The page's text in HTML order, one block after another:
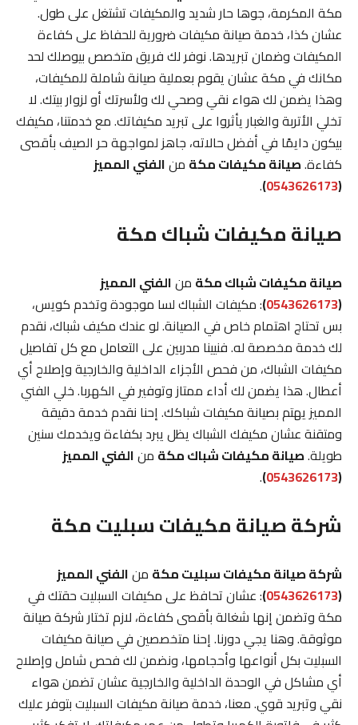
مكة المكرمة، جوها حار شديد والمكيفات تشتغل على طول.
عشان كذا، خدمة صيانة مكيفات ضرورية للحفاظ على كفاءة
المكيفات وضمان تبريدها. نوفر لك فريق متخصص بيوصلك لحد
مكانك في مكة عشان يقوم بعملية صيانة شاملة للمكيفات،
وهذا يضمن لك هواء نقي وصحي لك ولأسرتك أو لزوار بيتك. لا
تخلي الأتربة والغبار يأثروا على تبريد مكيفاتك. مع خدمتنا، مكيفك
بيكون دايمًا في أفضل حالاته، جاهز لمواجهة حر الصيف بأقصى
كفاءة.صيانة مكيفات مكةمنالفني المميز
0543626173
)
.
صيانة مكيفات شباك مكة
صيانة مكيفات شباك مكةمنالفني المميز
0543626173
): مكيفات الشباك لسا موجودة وتخدم كويس،
بس تحتاج اهتمام خاص في الصيانة. لو عندك مكيف شباك، نقدم
لك خدمة مخصصة له. فنيينا مدربين على التعامل مع كل تفاصيل
مكيفات الشباك، من فحص الأجزاء الداخلية والخارجية وإصلاح أي
أعطال. هذا يضمن لك أداء ممتاز وتوفير في الكهربا. خلي الفني
المميز يهتم بصيانة مكيفات شباكك. إحنا نقدم خدمة دقيقة
ومتقنة عشان مكيفك الشباك يظل يبرد بكفاءة ويخدمك سنين
طويلة.صيانة مكيفات شباك مكةمنالفني المميز
0543626173
)
.
شركة صيانة مكيفات سبليت مكة
شركة صيانة مكيفات سبليت مكةمنالفني المميز
0543626173
): عشان تحافظ على مكيفات السبليت حقتك في
مكة وتضمن إنها شغالة بأقصى كفاءة، لازم تختار شركة صيانة
موثوقة. وهنا يجي دورنا. إحنا متخصصين في صيانة مكيفات
السبليت بكل أنواعها وأحجامها، ونضمن لك فحص شامل وإصلاح
أي مشاكل في الوحدة الداخلية والخارجية عشان تضمن هواء
نقي وتبريد قوي. معنا، خدمة صيانة مكيفات السبليت بتوفر عليك